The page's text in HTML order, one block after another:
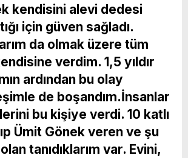
kendisini alevi dedesi
için güven sağladı.
da olmak üzere tüm
verdim. 1,5 yıldır
ardından bu olay
de boşandım.İnsanlar
bu kişiye verdi. 10 katlı
Ümit Gönek veren ve şu
tanıdıklarım var. Evini,